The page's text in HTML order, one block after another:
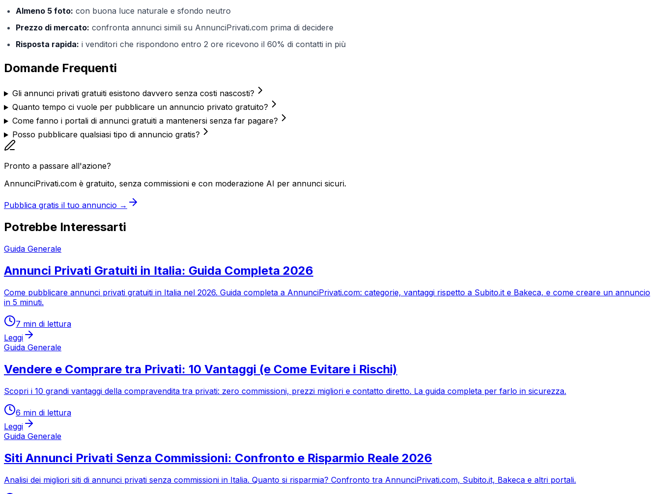
Almeno 5 foto: con buona luce naturale e sfondo neutro
Prezzo di mercato: confronta annunci simili su AnnunciPrivati.com prima di decidere
Risposta rapida: i venditori che rispondono entro 2 ore ricevono il 60% di contatti in più
Domande Frequenti
Gli annunci privati gratuiti esistono davvero senza costi nascosti?
Quanto tempo ci vuole per pubblicare un annuncio privato gratuito?
Come fanno i portali di annunci gratuiti a mantenersi senza far pagare?
Posso pubblicare qualsiasi tipo di annuncio gratis?
Pronto a passare all'azione?
AnnunciPrivati.com è gratuito, senza commissioni e con moderazione AI per annunci sicuri.
Pubblica gratis il tuo annuncio →
Potrebbe Interessarti
Guida Generale
Annunci Privati Gratuiti in Italia: Guida Completa 2026
Come pubblicare annunci privati gratuiti in Italia nel 2026. Guida completa a AnnunciPrivati.com: categorie, vantaggi rispetto a Subito.it e Bakeca, e come creare un annuncio
in 5 minuti.
7 min di lettura
Leggi
Guida Generale
Vendere e Comprare tra Privati: 10 Vantaggi (e Come Evitare i Rischi)
Scopri i 10 grandi vantaggi della compravendita tra privati: zero commissioni, prezzi migliori e contatto diretto. La guida completa per farlo in sicurezza.
6 min di lettura
Leggi
Guida Generale
Siti Annunci Privati Senza Commissioni: Confronto e Risparmio Reale 2026
Analisi dei migliori siti di annunci privati senza commissioni in Italia. Quanto si risparmia? Confronto tra AnnunciPrivati.com, Subito.it, Bakeca e altri portali.